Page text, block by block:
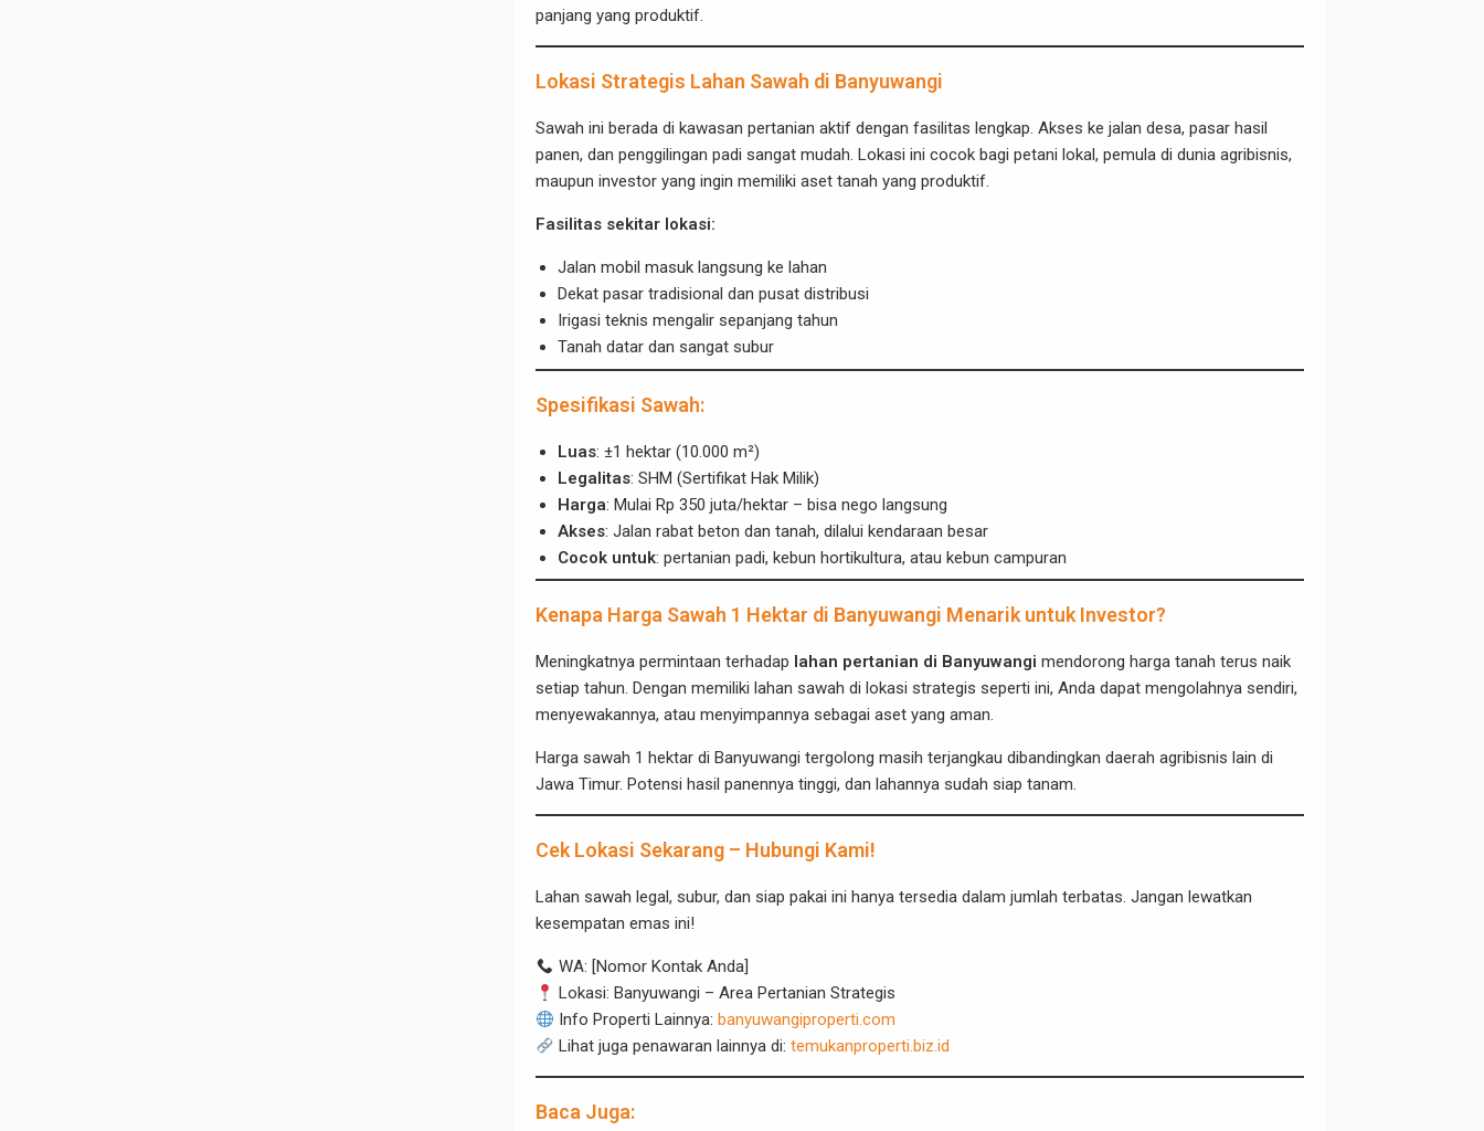
panjang yang produktif.
Lokasi Strategis Lahan Sawah di Banyuwangi
Sawah ini berada di kawasan pertanian aktif dengan fasilitas lengkap. Akses ke jalan desa, pasar hasil
panen, dan penggilingan padi sangat mudah. Lokasi ini cocok bagi petani lokal, pemula di dunia agribisnis,
maupun investor yang ingin memiliki aset tanah yang produktif.
Fasilitas sekitar lokasi:
Jalan mobil masuk langsung ke lahan
Dekat pasar tradisional dan pusat distribusi
Irigasi teknis mengalir sepanjang tahun
Tanah datar dan sangat subur
Spesifikasi Sawah:
Luas: ±1 hektar (10.000 m²)
Legalitas: SHM (Sertifikat Hak Milik)
Harga: Mulai Rp 350 juta/hektar – bisa nego langsung
Akses: Jalan rabat beton dan tanah, dilalui kendaraan besar
Cocok untuk: pertanian padi, kebun hortikultura, atau kebun campuran
Kenapa Harga Sawah 1 Hektar di Banyuwangi Menarik untuk Investor?
Meningkatnya permintaan terhadap lahan pertanian di Banyuwangi mendorong harga tanah terus naik
setiap tahun. Dengan memiliki lahan sawah di lokasi strategis seperti ini, Anda dapat mengolahnya sendiri,
menyewakannya, atau menyimpannya sebagai aset yang aman.
Harga sawah 1 hektar di Banyuwangi tergolong masih terjangkau dibandingkan daerah agribisnis lain di
Jawa Timur. Potensi hasil panennya tinggi, dan lahannya sudah siap tanam.
Cek Lokasi Sekarang – Hubungi Kami!
Lahan sawah legal, subur, dan siap pakai ini hanya tersedia dalam jumlah terbatas. Jangan lewatkan
kesempatan emas ini!
WA: [Nomor Kontak Anda]
Lokasi: Banyuwangi – Area Pertanian Strategis
Info Properti Lainnya:banyuwangiproperti.com
Lihat juga penawaran lainnya di:temukanproperti.biz.id
Baca Juga: